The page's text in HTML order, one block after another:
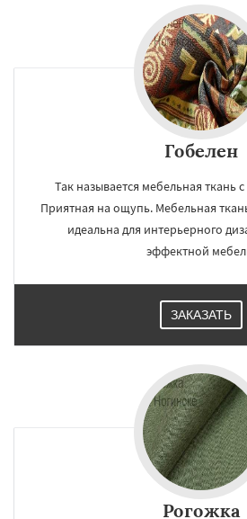
Гобелен
Так называется мебельная ткань
Приятная на ощупь. Мебельная
идеальна для интерьерного
эффектной
ЗАКАЗАТЬ
Рогожка